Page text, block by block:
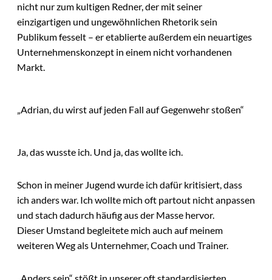
nicht nur zum kultigen Redner, der mit seiner
einzigartigen und ungewöhnlichen Rhetorik sein
Publikum fesselt – er etablierte außerdem ein neuartiges
Unternehmenskonzept in einem nicht vorhandenen
Markt.
„Adrian, du wirst auf jeden Fall auf Gegenwehr stoßen“
Ja, das wusste ich. Und ja, das wollte ich.
Schon in meiner Jugend wurde ich dafür kritisiert, dass
ich anders war. Ich wollte mich oft partout nicht anpassen
und stach dadurch häufig aus der Masse hervor.
Dieser Umstand begleitete mich auch auf meinem
weiteren Weg als Unternehmer, Coach und Trainer.
„Anders sein“ stößt in unserer oft standardisierten